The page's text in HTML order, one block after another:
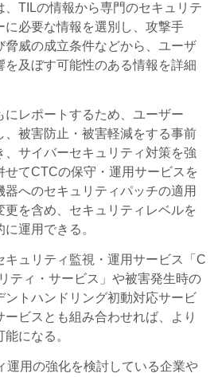
、TILの情報から専門のセキュリテ
に必要な情報を選別し、攻撃手
脅威の成立条件などから、ユーザ
を及ぼす可能性のある情報を詳細
レポートするため、ユーザー
、被害防止・被害軽減をする事前
、サイバーセキュリティ対策を強
てCTCの保守・運用サービスを
へのセキュリティパッチの適用
を含め、セキュリティレベルを
運用できる。
ュリティ監視・運用サービス「C
ティ・サービス」や被害発生時の
ントハンドリング初動対応サービ
ビスとも組み合わせれば、より
になる。
用の強化を検討している企業や